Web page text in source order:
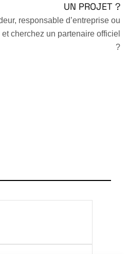
UN PROJET ?
responsable d’entreprise ou
cherchez un partenaire officiel
?